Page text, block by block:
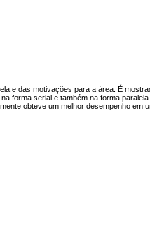
e das motivações para a área. É
forma serial e também na forma
obteve um melhor desempenho em